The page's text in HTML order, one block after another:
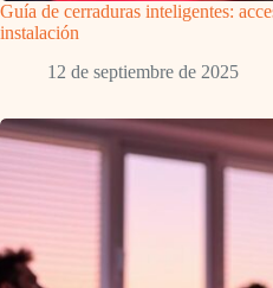
Guía de cerraduras inteligentes:
instalación
12 de septiembre de 2025